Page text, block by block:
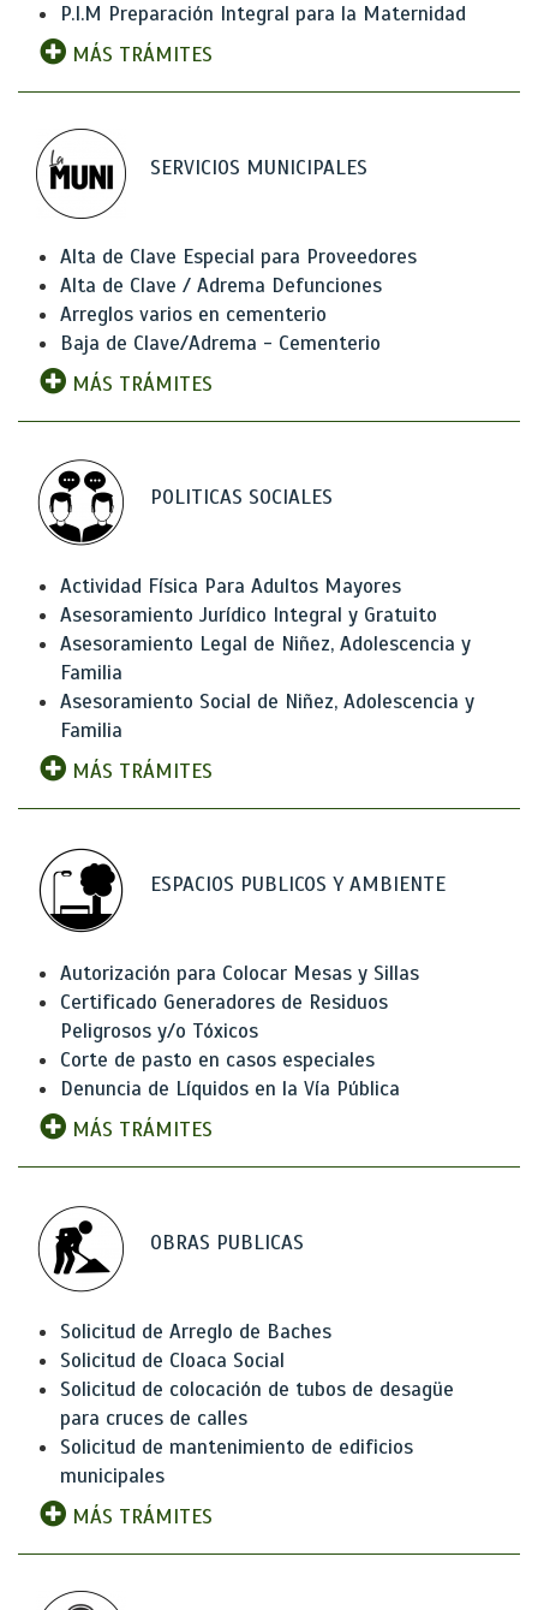
P.I.M Preparación Integral para la Maternidad
MÁS TRÁMITES
SERVICIOS MUNICIPALES
Alta de Clave Especial para Proveedores
Alta de Clave / Adrema Defunciones
Arreglos varios en cementerio
Baja de Clave/Adrema - Cementerio
MÁS TRÁMITES
POLITICAS SOCIALES
Actividad Física Para Adultos Mayores
Asesoramiento Jurídico Integral y Gratuito
Asesoramiento Legal de Niñez, Adolescencia y
Familia
Asesoramiento Social de Niñez, Adolescencia y
Familia
MÁS TRÁMITES
ESPACIOS PUBLICOS Y AMBIENTE
Autorización para Colocar Mesas y Sillas
Certificado Generadores de Residuos
Peligrosos y/o Tóxicos
Corte de pasto en casos especiales
Denuncia de Líquidos en la Vía Pública
MÁS TRÁMITES
OBRAS PUBLICAS
Solicitud de Arreglo de Baches
Solicitud de Cloaca Social
Solicitud de colocación de tubos de desagüe
para cruces de calles
Solicitud de mantenimiento de edificios
municipales
MÁS TRÁMITES